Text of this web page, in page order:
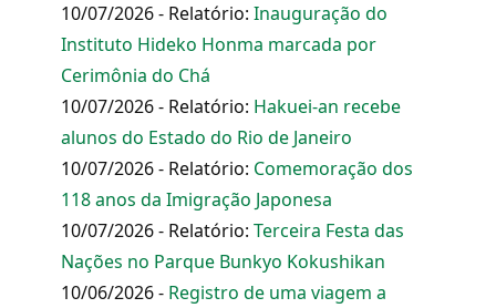
10/07/2026 - Relatório: Inauguração do
Instituto Hideko Honma marcada por
Cerimônia do Chá
10/07/2026 - Relatório: Hakuei-an recebe
alunos do Estado do Rio de Janeiro
10/07/2026 - Relatório: Comemoração dos
118 anos da Imigração Japonesa
10/07/2026 - Relatório: Terceira Festa das
Nações no Parque Bunkyo Kokushikan
10/06/2026 - Registro de uma viagem a